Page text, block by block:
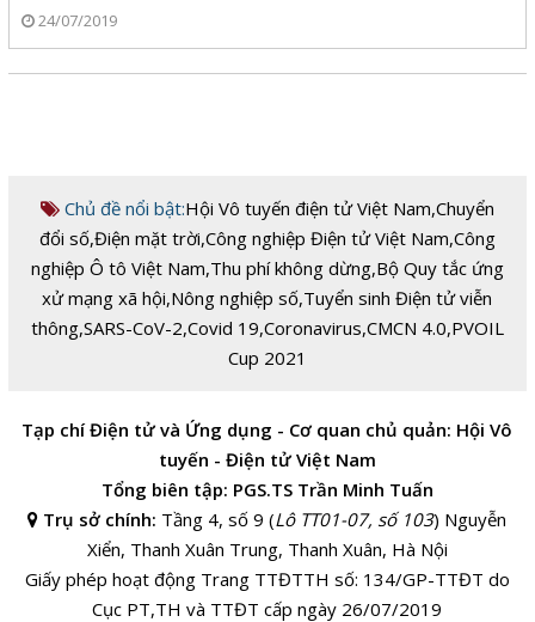
24/07/2019
Chủ đề nổi bật:Hội Vô tuyến điện tử Việt Nam,Chuyển
đổi số,Điện mặt trời,Công nghiệp Điện tử Việt Nam,Công
nghiệp Ô tô Việt Nam,Thu phí không dừng,Bộ Quy tắc ứng
xử mạng xã hội,Nông nghiệp số,Tuyển sinh Điện tử viễn
thông,SARS-CoV-2,Covid 19,Coronavirus,CMCN 4.0,PVOIL
Cup 2021
Tạp chí Điện tử và Ứng dụng - Cơ quan chủ quản: Hội Vô
tuyến - Điện tử Việt Nam
Tổng biên tập: PGS.TS Trần Minh Tuấn
Trụ sở chính: Tầng 4, số 9 (Lô TT01-07, số 103) Nguyễn
Xiển, Thanh Xuân Trung, Thanh Xuân, Hà Nội
Giấy phép hoạt động Trang TTĐTTH số: 134/GP-TTĐT do
Cục PT,TH và TTĐT cấp ngày 26/07/2019